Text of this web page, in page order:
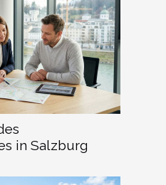
in Salzburg